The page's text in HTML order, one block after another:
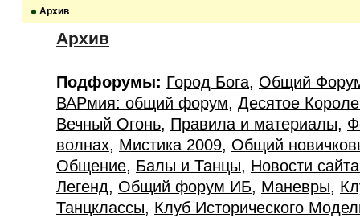
Архив
Архив
Подфорумы: Город Бога, Общий
ВАРмия: общий форум, Десятое
Вечный Огонь, Правила и материалы,
волнах, Мистика 2009, Общий
Общение, Балы и Танцы, Новости
Легенд, Общий форум ИБ, Маневры,
Танцклассы, Клуб Исторического